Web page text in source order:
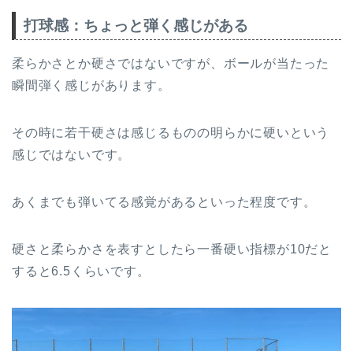
打球感：ちょっと弾く感じがある
柔らかさとか硬さではないですが、ボールが当たった
瞬間弾く感じがあります。
その時に若干硬さは感じるものの明らかに硬いという
感じではないです。
あくまでも弾いてる感覚があるといった程度です。
硬さと柔らかさを表すとしたら一番硬い指標が10だと
すると6.5くらいです。